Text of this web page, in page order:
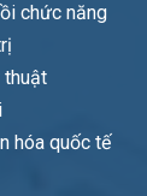
chức năng
thuật
hóa quốc tế